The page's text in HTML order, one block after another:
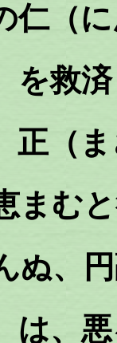
仁（
を救
正（
まむ
ぬ、
は、